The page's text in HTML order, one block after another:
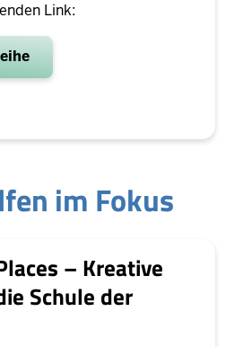
Link:
im Fokus
– Kreative
Schule der